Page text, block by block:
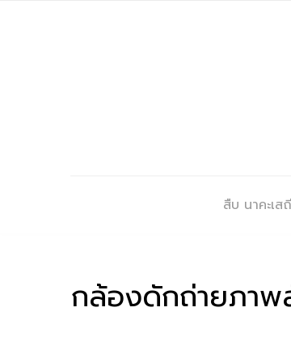
สืบ นาคะเส
กล้องดักถ่ายภา